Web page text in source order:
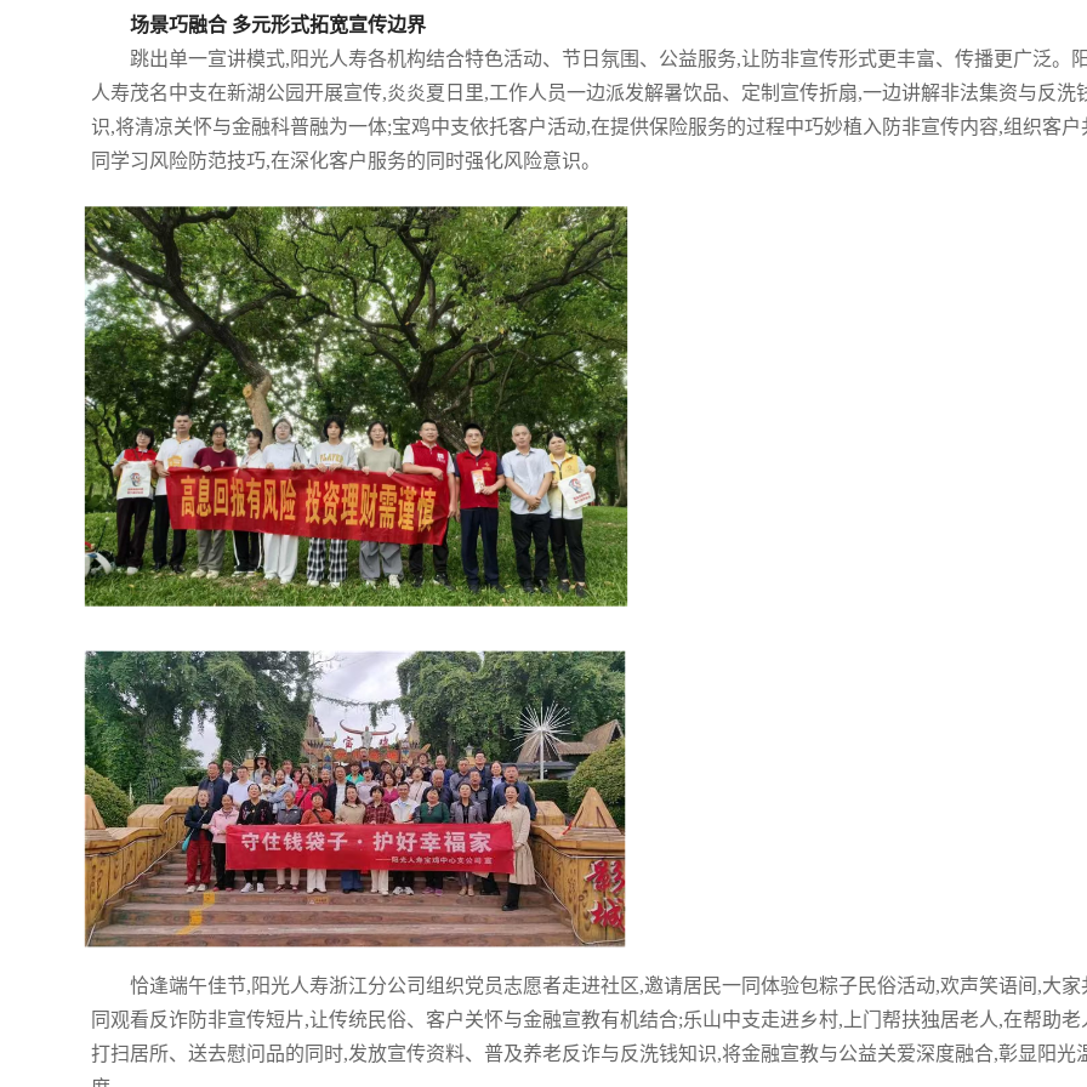
场景巧融合 多元形式拓宽宣传边界
跳出单一宣讲模式,阳光人寿各机构结合特色活动、节日氛围、公益服务,让防非宣传形式更丰富、传播更广泛。
人寿茂名中支在新湖公园开展宣传,炎炎夏日里,工作人员一边派发解暑饮品、定制宣传折扇,一边讲解非法集资与反洗
识,将清凉关怀与金融科普融为一体;宝鸡中支依托客户活动,在提供保险服务的过程中巧妙植入防非宣传内容,组织客户
同学习风险防范技巧,在深化客户服务的同时强化风险意识。
恰逢端午佳节,阳光人寿浙江分公司组织党员志愿者走进社区,邀请居民一同体验包粽子民俗活动,欢声笑语间,大家
同观看反诈防非宣传短片,让传统民俗、客户关怀与金融宣教有机结合;乐山中支走进乡村,上门帮扶独居老人,在帮助老
打扫居所、送去慰问品的同时,发放宣传资料、普及养老反诈与反洗钱知识,将金融宣教与公益关爱深度融合,彰显阳光